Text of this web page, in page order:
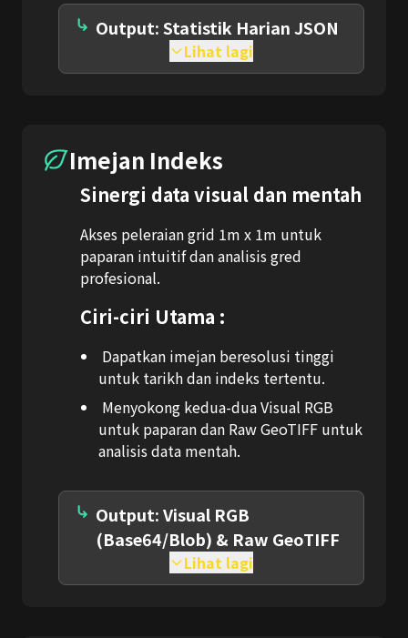
Output: Statistik Harian JSON
Lihat lagi
Imejan Indeks
Sinergi data visual dan mentah
Akses peleraian grid 1m x 1m untuk
paparan intuitif dan analisis gred
profesional.
Ciri-ciri Utama :
Dapatkan imejan beresolusi tinggi
untuk tarikh dan indeks tertentu.
Menyokong kedua-dua Visual RGB
untuk paparan dan Raw GeoTIFF untuk
analisis data mentah.
Output: Visual RGB
(Base64/Blob) & Raw GeoTIFF
Lihat lagi